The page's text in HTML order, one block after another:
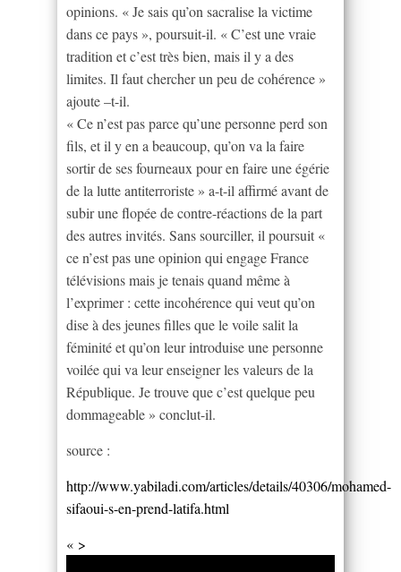
opinions. « Je sais qu’on sacralise la victime
dans ce pays », poursuit-il. « C’est une vraie
tradition et c’est très bien, mais il y a des
limites. Il faut chercher un peu de cohérence »
ajoute –t-il.
« Ce n’est pas parce qu’une personne perd son
fils, et il y en a beaucoup, qu’on va la faire
sortir de ses fourneaux pour en faire une égérie
de la lutte antiterroriste » a-t-il affirmé avant de
subir une flopée de contre-réactions de la part
des autres invités. Sans sourciller, il poursuit «
ce n’est pas une opinion qui engage France
télévisions mais je tenais quand même à
l’exprimer : cette incohérence qui veut qu’on
dise à des jeunes filles que le voile salit la
féminité et qu’on leur introduise une personne
voilée qui va leur enseigner les valeurs de la
République. Je trouve que c’est quelque peu
dommageable » conclut-il.
source :
http://www.yabiladi.com/articles/details/40306/mohamed-
sifaoui-s-en-prend-latifa.html
« >